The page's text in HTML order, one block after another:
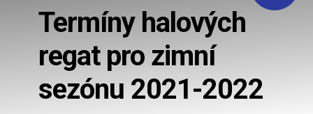
Termíny halových
regat pro zimní
sezónu 2021-2022